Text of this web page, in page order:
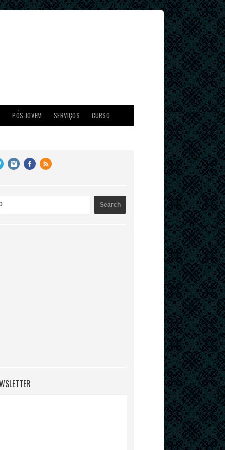
PÓS-JOVEM SERVIÇOS CURSO